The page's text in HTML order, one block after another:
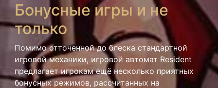
Бонусные игры и не
только
Помимо отточенной до блеска стандартной
игровой механики, игровой автомат Resident
предлагает игрокам ещё несколько приятных
бонусных режимов, рассчитанных на